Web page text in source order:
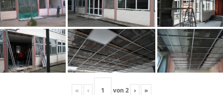
« ‹ von 2 › »